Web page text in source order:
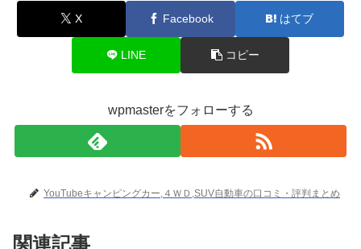
X Facebook はてブ
LINE コピー
wpmasterをフォローする
YouTubeキャンピングカー,４ＷＤ,SUV自動車の口コミ・評判まとめ
関連記事